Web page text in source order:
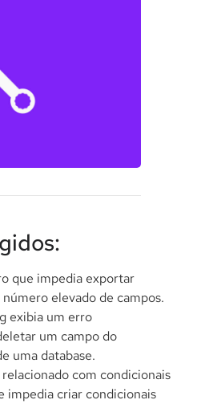
que impedia exportar
elevado de campos.
exibia um erro
um campo do
uma database.
com condicionais
impedia criar condicionais